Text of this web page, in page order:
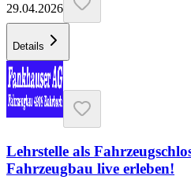
29.04.2026
Details
Lehrstelle als
Fahrzeugbau live erleben!